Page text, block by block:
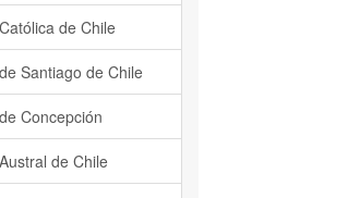
de Chile
Santiago de Chile
Concepción
de Chile